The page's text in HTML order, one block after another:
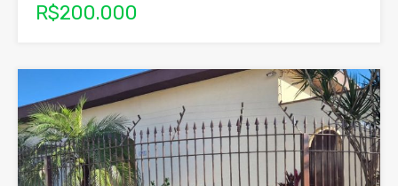
R$200.000